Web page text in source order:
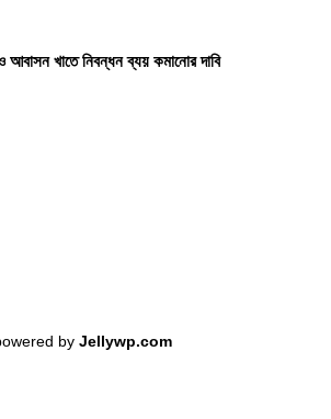
আবাসন খাতে নিবন্ধন ব্যয় কমানোর দাবি
by Jellywp.com